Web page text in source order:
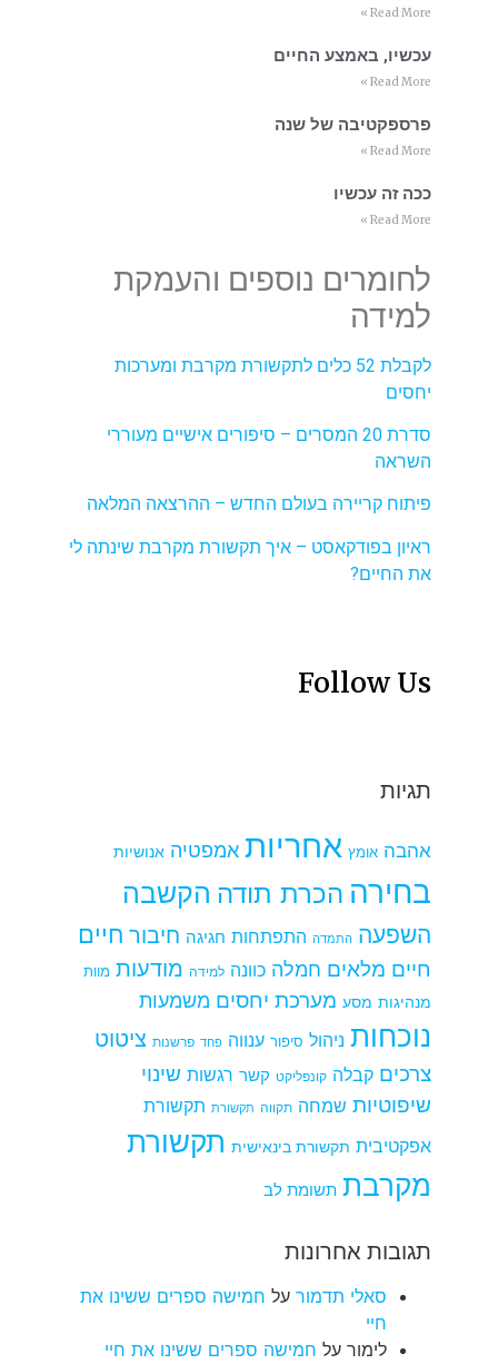
Read More »
עכשיו, באמצע החיים
Read More »
פרספקטיבה של שנה
Read More »
ככה זה עכשיו
Read More »
לחומרים נוספים והעמקת
למידה
לקבלת 52 כלים לתקשורת מקרבת ומערכות
יחסים
סדרת 20 המסרים – סיפורים אישיים מעוררי
השראה
פיתוח קריירה בעולם החדש – ההרצאה המלאה
ראיון בפודקאסט – איך תקשורת מקרבת שינתה לי
את החיים?
Follow Us
תגיות
אהבה אומץ אחריות אמפטיה אנושיות
בחירה הכרת תודה הקשבה
השפעה התמדה התפתחות חגיגה חיבור חיים
חיים מלאים חמלה כוונה למידה מודעות מוות
מנהיגות מסע מערכת יחסים משמעות
נוכחות ניהול סיפור ענווה פחד פרשנות ציטוט
צרכים קבלה קונפליקט קשר רגשות שינוי
שיפוטיות שמחה תקווה תקשורת תקשורת
אפקטיבית תקשורת בינאישית תקשורת
מקרבת תשומת לב
תגובות אחרונות
סאלי תדמור על חמישה ספרים ששינו את
חיי
לימור על חמישה ספרים ששינו את חיי